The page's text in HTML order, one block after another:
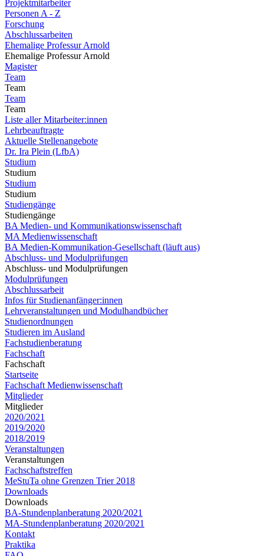
Projektmitarbeiter
Personen A - Z
Forschung
Abschlussarbeiten
Ehemalige Professur Arnold
Ehemalige Professur Arnold
Magister
Team
Team
Team
Team
Liste aller Mitarbeiter:innen
Lehrbeauftragte
Aktuelle Stellenangebote
Dr. Ira Plein (LfbA)
Studium
Studium
Studium
Studium
Studiengänge
Studiengänge
BA Medien- und Kommunikationswissenschaft
MA Medienwissenschaft
BA Medien-Kommunikation-Gesellschaft (läuft aus)
Abschluss- und Modulprüfungen
Abschluss- und Modulprüfungen
Modulprüfungen
Abschlussarbeit
Infos für Studienanfänger:innen
Lehrveranstaltungen und Modulhandbücher
Studienordnungen
Studieren im Ausland
Fachstudienberatung
Fachschaft
Fachschaft
Startseite
Fachschaft Medienwissenschaft
Mitglieder
Mitglieder
2020/2021
2019/2020
2018/2019
Veranstaltungen
Veranstaltungen
Fachschaftstreffen
MeStuTa ohne Grenzen Trier 2018
Downloads
Downloads
BA-Stundenplanberatung 2020/2021
MA-Stundenplanberatung 2020/2021​​​​​​
Kontakt
Praktika